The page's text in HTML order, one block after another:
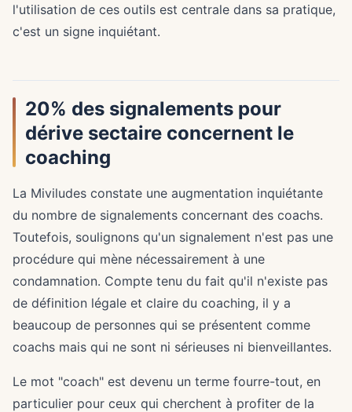
l'utilisation de ces outils est centrale dans sa pratique,
c'est un signe inquiétant.
20% des signalements pour
dérive sectaire concernent le
coaching
La Miviludes constate une augmentation inquiétante
du nombre de signalements concernant des coachs.
Toutefois, soulignons qu'un signalement n'est pas une
procédure qui mène nécessairement à une
condamnation. Compte tenu du fait qu'il n'existe pas
de définition légale et claire du coaching, il y a
beaucoup de personnes qui se présentent comme
coachs mais qui ne sont ni sérieuses ni bienveillantes.
Le mot "coach" est devenu un terme fourre-tout, en
particulier pour ceux qui cherchent à profiter de la